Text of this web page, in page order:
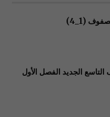
رابط الدخول لمنصة منظرة للصفوف (1_4)
التاسع الجديد الفصل الأول